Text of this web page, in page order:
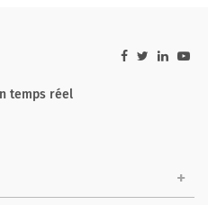
temps réel